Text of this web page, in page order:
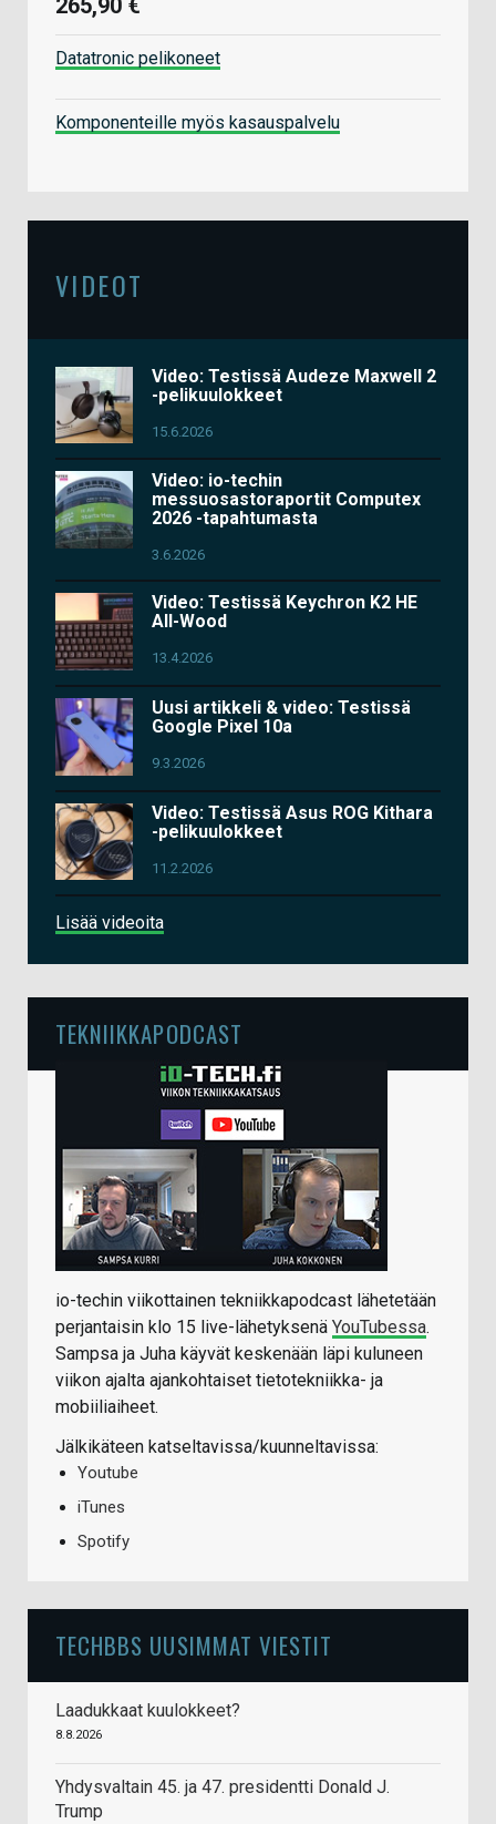
Datatronic pelikoneet
Komponenteille myös kasauspalvelu
VIDEOT
Video: Testissä Audeze Maxwell 2
-pelikuulokkeet
15.6.2026
Video: io-techin
messuosastoraportit Computex
2026 -tapahtumasta
3.6.2026
Video: Testissä Keychron K2 HE
All-Wood
13.4.2026
Uusi artikkeli & video: Testissä
Google Pixel 10a
9.3.2026
Video: Testissä Asus ROG Kithara
-pelikuulokkeet
11.2.2026
Lisää videoita
TEKNIIKKAPODCAST
io-techin viikottainen tekniikkapodcast lähetetään
perjantaisin klo 15 live-lähetyksenä YouTubessa.
Sampsa ja Juha käyvät keskenään läpi kuluneen
viikon ajalta ajankohtaiset tietotekniikka- ja
mobiiliaiheet.
Jälkikäteen katseltavissa/kuunneltavissa:
Youtube
iTunes
Spotify
TECHBBS UUSIMMAT VIESTIT
Laadukkaat kuulokkeet?
8.8.2026
Yhdysvaltain 45. ja 47. presidentti Donald J.
Trump